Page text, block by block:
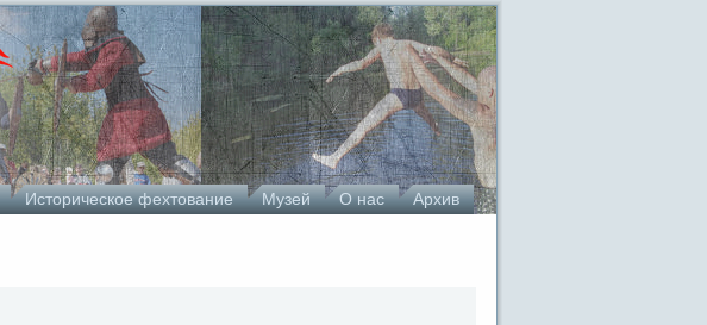
Историческое фехтование Музей О нас Архив